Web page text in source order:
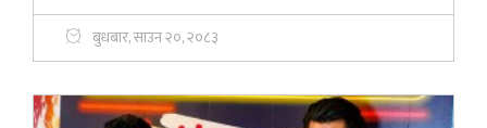
बुधबार, साउन २०, २०८३